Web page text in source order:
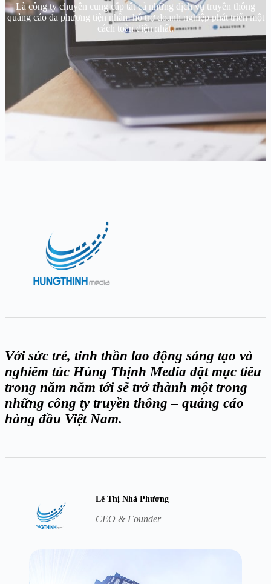
Là công ty chuyên cung cấp tất cả những dịch vụ truyền thông
quảng cáo đa phương tiện nhằm hỗ trợ doanh nghiệp phát triển một
cách toàn diện nhất.
Với sức trẻ, tinh thần lao động sáng tạo và
nghiêm túc Hùng Thịnh Media đặt mục tiêu
trong năm năm tới sẽ trở thành một trong
những công ty truyền thông – quảng cáo
hàng đầu Việt Nam.
Lê Thị Nhã Phương
CEO & Founder